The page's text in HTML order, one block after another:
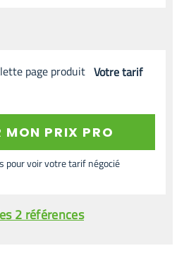
Votre tarif
MON PRIX PRO
pour voir votre tarif négocié
2 références